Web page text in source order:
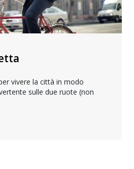
vivere la città in modo
sulle due ruote (non